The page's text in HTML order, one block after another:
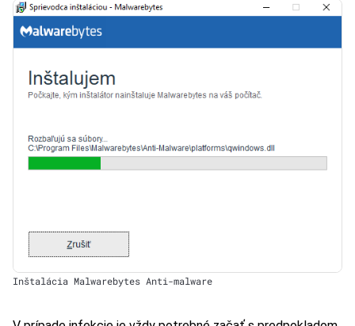
Inštalácia Malwarebytes Anti-malware